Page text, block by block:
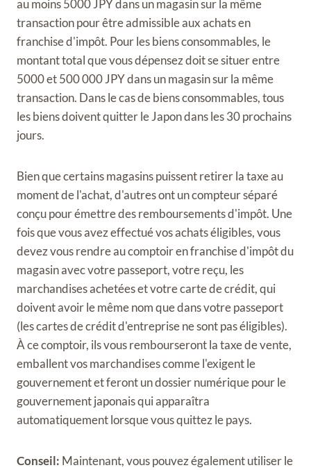
au moins 5000 JPY dans un magasin sur la même
transaction pour être admissible aux achats en
franchise d'impôt. Pour les biens consommables, le
montant total que vous dépensez doit se situer entre
5000 et 500 000 JPY dans un magasin sur la même
transaction. Dans le cas de biens consommables, tous
les biens doivent quitter le Japon dans les 30 prochains
jours.
Bien que certains magasins puissent retirer la taxe au
moment de l'achat, d'autres ont un compteur séparé
conçu pour émettre des remboursements d'impôt. Une
fois que vous avez effectué vos achats éligibles, vous
devez vous rendre au comptoir en franchise d'impôt du
magasin avec votre passeport, votre reçu, les
marchandises achetées et votre carte de crédit, qui
doivent avoir le même nom que dans votre passeport
(les cartes de crédit d'entreprise ne sont pas éligibles).
À ce comptoir, ils vous rembourseront la taxe de vente,
emballent vos marchandises comme l'exigent le
gouvernement et feront un dossier numérique pour le
gouvernement japonais qui apparaîtra
automatiquement lorsque vous quittez le pays.
Conseil: Maintenant, vous pouvez également utiliser le